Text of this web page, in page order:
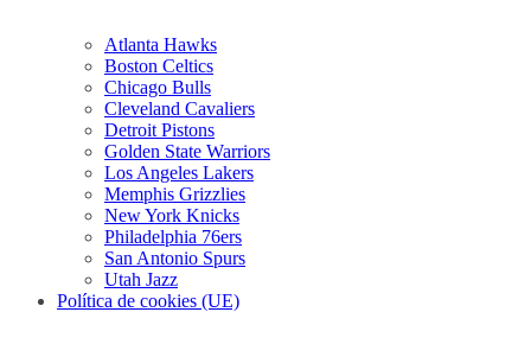
Atlanta Hawks
Boston Celtics
Chicago Bulls
Cleveland Cavaliers
Detroit Pistons
Golden State Warriors
Los Angeles Lakers
Memphis Grizzlies
New York Knicks
Philadelphia 76ers
San Antonio Spurs
Utah Jazz
Política de cookies (UE)